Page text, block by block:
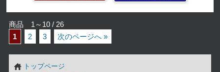
商品 1～10 / 26
1
2 3 次のページへ »
トップページ